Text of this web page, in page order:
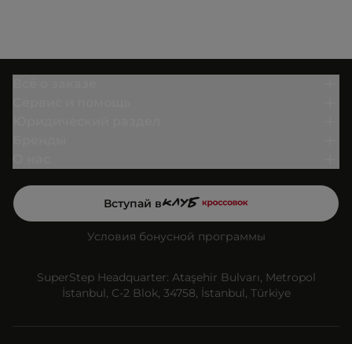
Вступай в
Условия бонусной программы
SuperStep Headquarter: Ataşehir Bulvarı, Metropol
İstanbul, C-2 Blok, 34758, İstanbul, Türkiye